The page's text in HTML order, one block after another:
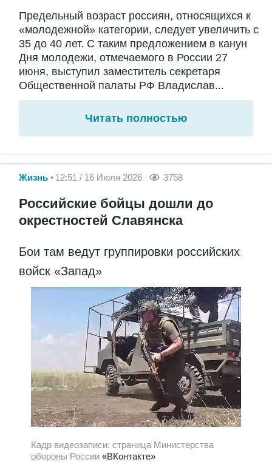
Предельный возраст россиян, относящихся к
«молодежной» категории, следует увеличить с
35 до 40 лет. С таким предложением в канун
Дня молодежи, отмечаемого в России 27
июня, выступил заместитель секретаря
Общественной палаты РФ Владислав...
Читать полностью
Жизнь 12:51 / 16 Июля 2026 3758
Российские бойцы дошли до
окрестностей Славянска
Бои там ведут группировки российских
войск «Запад»
Кадр видеозаписи: страница Министерства
обороны России «ВКонтакте»